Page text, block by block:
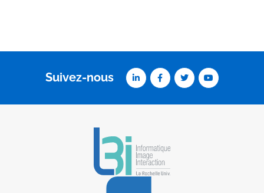
Suivez-nous